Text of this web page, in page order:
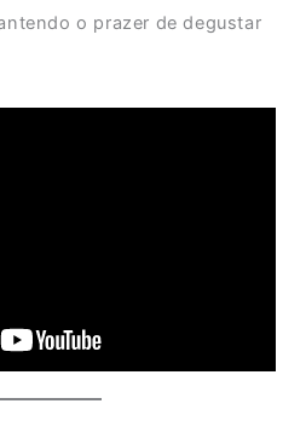
o prazer de degustar